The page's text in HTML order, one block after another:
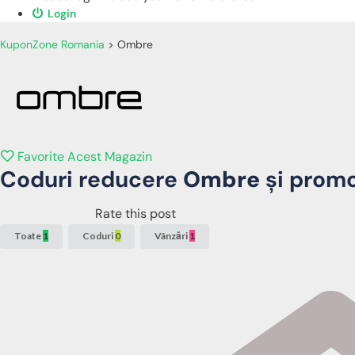
Login
KuponZone Romania > Ombre
Favorite Acest Magazin
Coduri reducere Ombre și
Rate this post
Toate 1 Coduri 0 Vânzări 1